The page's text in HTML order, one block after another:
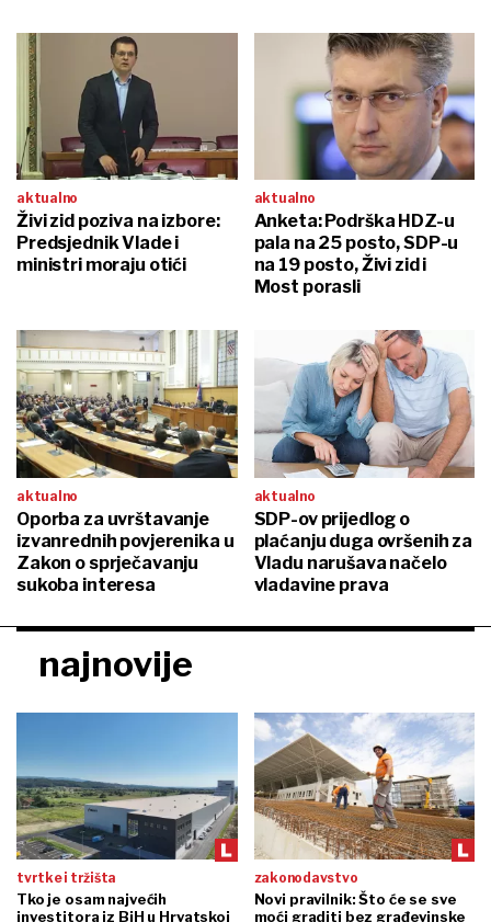
aktualno
Živi zid poziva na izbore:
Predsjednik Vlade i
ministri moraju otići
aktualno
Anketa: Podrška HDZ-u
pala na 25 posto, SDP-u
na 19 posto, Živi zid i
Most porasli
aktualno
Oporba za uvrštavanje
izvanrednih povjerenika u
Zakon o sprječavanju
sukoba interesa
aktualno
SDP-ov prijedlog o
plaćanju duga ovršenih za
Vladu narušava načelo
vladavine prava
najnovije
tvrtke i tržišta
Tko je osam najvećih
investitora iz BiH u Hrvatskoj
zakonodavstvo
Novi pravilnik: Što će se sve
moći graditi bez građevinske